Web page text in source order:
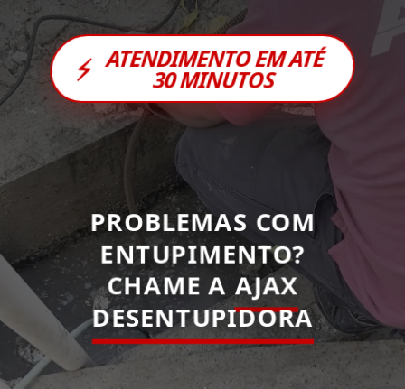
⚡ ATENDIMENTO EM ATÉ
30 MINUTOS
PROBLEMAS COM
ENTUPIMENTO?
CHAME A AJAX
DESENTUPIDORA